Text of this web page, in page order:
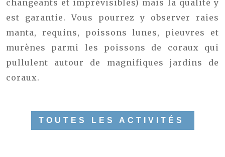
changeants et imprévisibles) mais la qualité y
est garantie. Vous pourrez y observer raies
manta, requins, poissons lunes, pieuvres et
murènes parmi les poissons de coraux qui
pullulent autour de magnifiques jardins de
coraux.
TOUTES LES ACTIVITÉS